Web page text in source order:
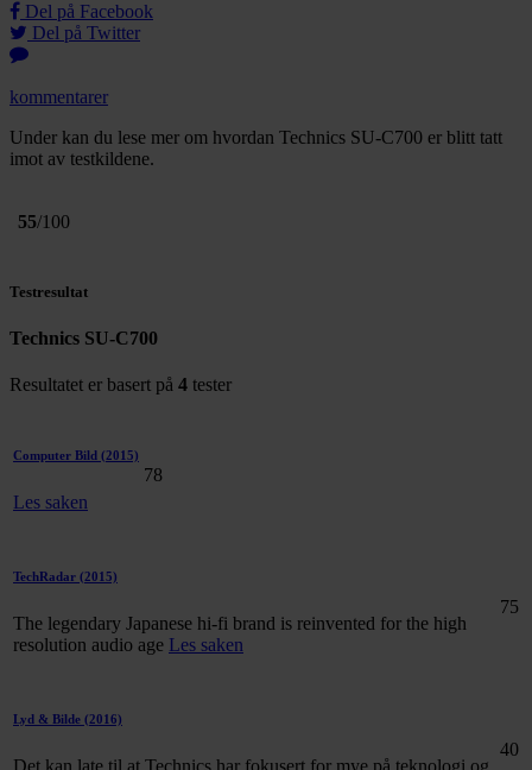
Del på Facebook
Del på Twitter
kommentarer
Under kan du lese mer om hvordan Technics SU-C700 er blitt tatt
imot av testkildene.
55/100
Testresultat
Technics SU-C700
Resultatet er basert på 4 tester
Computer Bild (2015)
Les saken
78
TechRadar (2015)
The legendary Japanese hi-fi brand is reinvented for the high
resolution audio age Les saken
75
Lyd & Bilde (2016)
Det kan late til at Technics har fokusert for mye på teknologi og
40